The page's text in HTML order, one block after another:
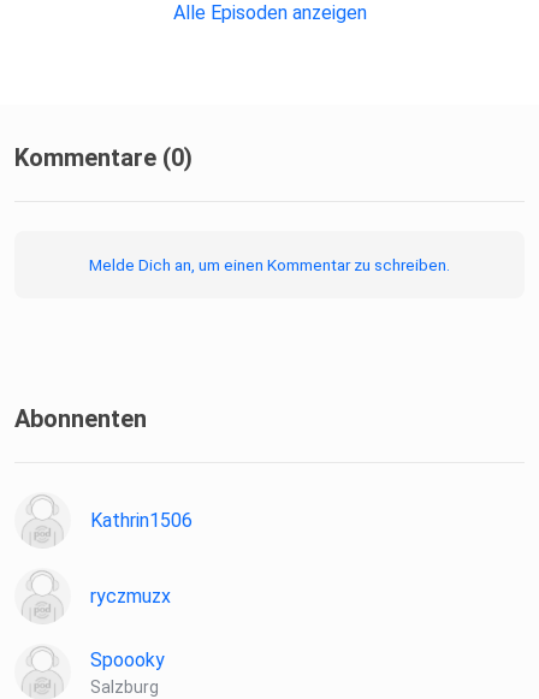
Alle Episoden anzeigen
Kommentare (0)
Melde Dich an, um einen Kommentar zu schreiben.
Abonnenten
Kathrin1506
ryczmuzx
Spoooky
Salzburg